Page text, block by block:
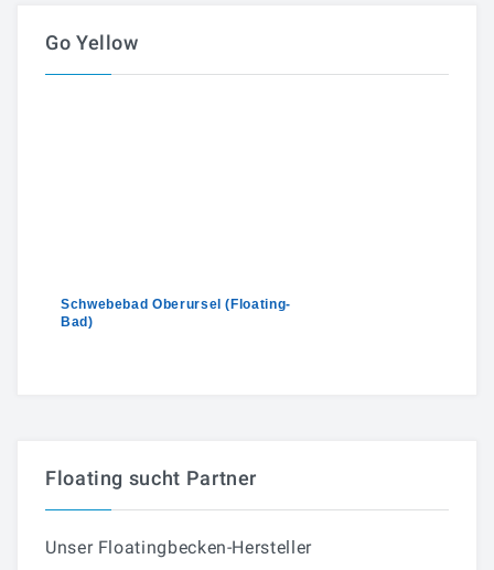
Go Yellow
Schwebebad Oberursel (Floating-
Bad)
Floating sucht Partner
Unser Floatingbecken-Hersteller